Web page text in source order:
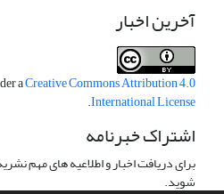
آخرین اخبار
aCreative Commons Attribution 4.0
International License
.
اشتراک خبرنامه
برای دریافت اخبار و اطلاعیه های مهم
شوید.